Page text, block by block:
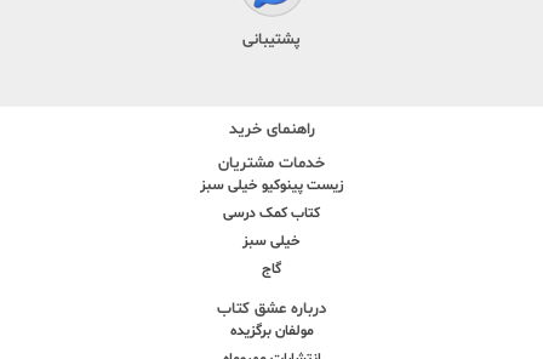
پشتیبانی
راهنمای خرید
خدمات مشتریان
زیست پینوکیو خیلی سبز
کتاب کمک درسی
خیلی سبز
گاج
درباره عشق کتاب
مولفان برگزیده